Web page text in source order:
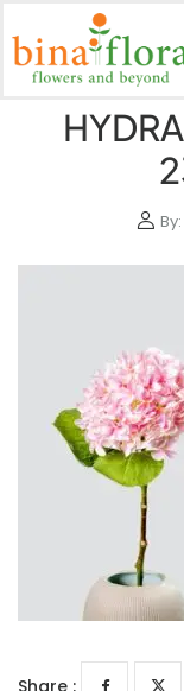
By:
Share :